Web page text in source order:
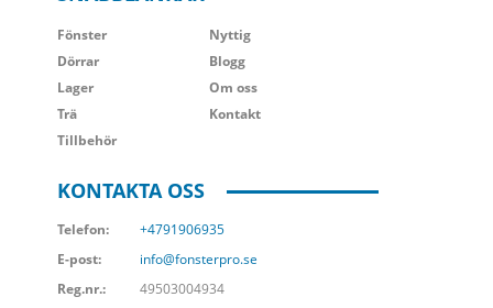
Fönster
Dörrar
Lager
Trä
Tillbehör
Nyttig
Blogg
Om oss
Kontakt
KONTAKTA OSS
Telefon:
+4791906935
E-post:
info@fonsterpro.se
Reg.nr.:
49503004934